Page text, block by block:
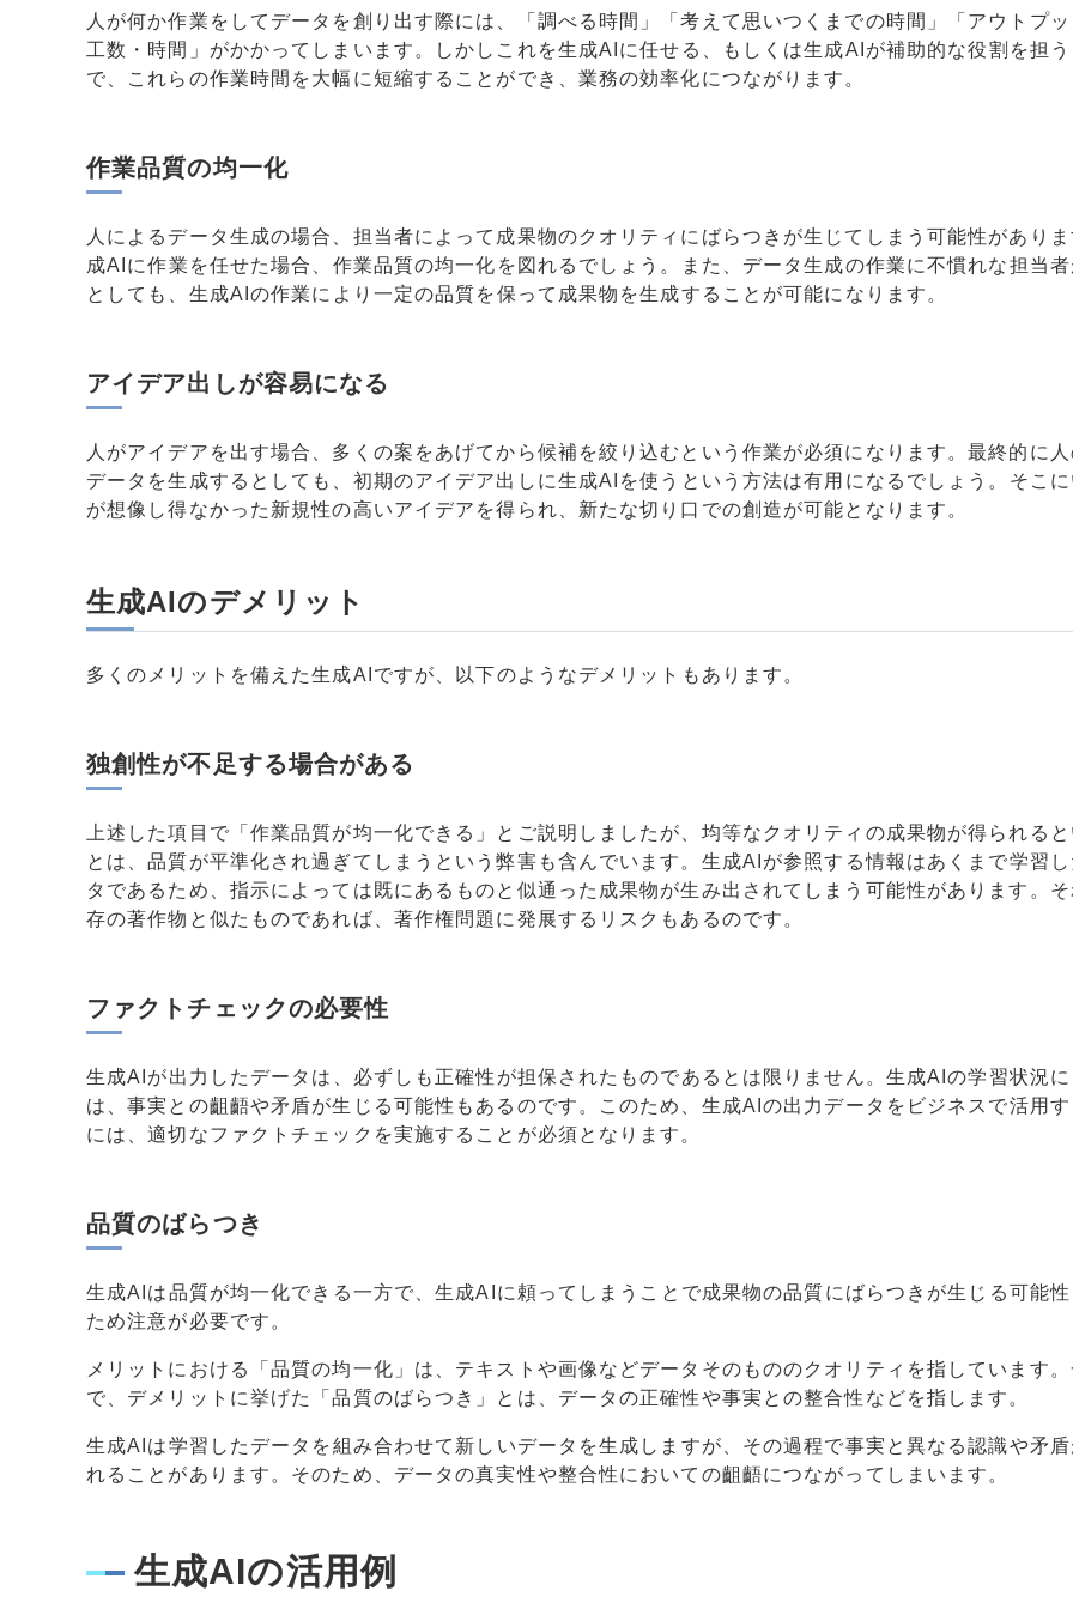
人が何か作業をしてデータを創り出す際には、「調べる時間」「考えて思いつくまでの時間」「アウトプッ
工数・時間」がかかってしまいます。しかしこれを生成AIに任せる、もしくは生成AIが補助的な役割を担う
で、これらの作業時間を大幅に短縮することができ、業務の効率化につながります。
作業品質の均一化
人によるデータ生成の場合、担当者によって成果物のクオリティにばらつきが生じてしまう可能性がありま
成AIに作業を任せた場合、作業品質の均一化を図れるでしょう。また、データ生成の作業に不慣れな担当者
としても、生成AIの作業により一定の品質を保って成果物を生成することが可能になります。
アイデア出しが容易になる
人がアイデアを出す場合、多くの案をあげてから候補を絞り込むという作業が必須になります。最終的に
データを生成するとしても、初期のアイデア出しに生成AIを使うという方法は有用になるでしょう。そこに
が想像し得なかった新規性の高いアイデアを得られ、新たな切り口での創造が可能となります。
生成AIのデメリット
多くのメリットを備えた生成AIですが、以下のようなデメリットもあります。
独創性が不足する場合がある
上述した項目で「作業品質が均一化できる」とご説明しましたが、均等なクオリティの成果物が得られると
とは、品質が平準化され過ぎてしまうという弊害も含んでいます。生成AIが参照する情報はあくまで学習し
タであるため、指示によっては既にあるものと似通った成果物が生み出されてしまう可能性があります。
存の著作物と似たものであれば、著作権問題に発展するリスクもあるのです。
ファクトチェックの必要性
生成AIが出力したデータは、必ずしも正確性が担保されたものであるとは限りません。生成AIの学習状況に
は、事実との齟齬や矛盾が生じる可能性もあるのです。このため、生成AIの出力データをビジネスで活用す
には、適切なファクトチェックを実施することが必須となります。
品質のばらつき
生成AIは品質が均一化できる一方で、生成AIに頼ってしまうことで成果物の品質にばらつきが生じる可能性
ため注意が必要です。
メリットにおける「品質の均一化」は、テキストや画像などデータそのもののクオリティを指しています
で、デメリットに挙げた「品質のばらつき」とは、データの正確性や事実との整合性などを指します。
生成AIは学習したデータを組み合わせて新しいデータを生成しますが、その過程で事実と異なる認識や矛盾
れることがあります。そのため、データの真実性や整合性においての齟齬につながってしまいます。
生成AIの活用例